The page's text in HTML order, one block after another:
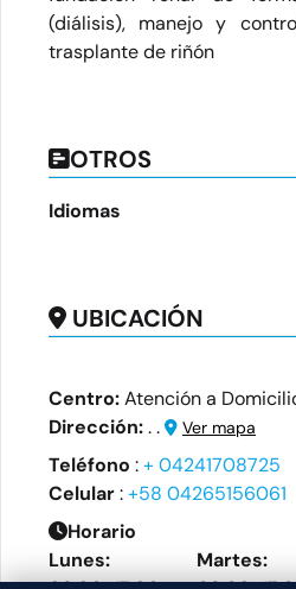
(diálisis), manejo y
trasplante de riñón
OTROS
Idiomas
UBICACIÓN
Centro:Atención a
Dirección:. . Ver mapa
Teléfono :+ 04241708725
Celular:+58 04265156061
Horario
Lunes:
Martes: